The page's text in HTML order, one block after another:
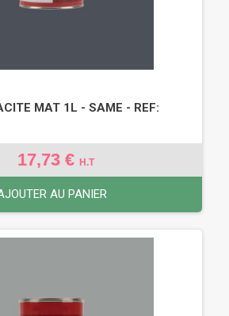
MAT 1L - SAME - REF:
17,73 € H.T
AU PANIER